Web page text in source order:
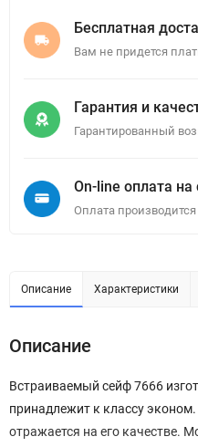
Бесплатная
Вам не придется
Гарантия и
Гарантированный
On-line оплата на
Оплата
Описание Характеристики
Описание
Встраиваемый сейф 7666
принадлежит к классу
отражается на его качестве.